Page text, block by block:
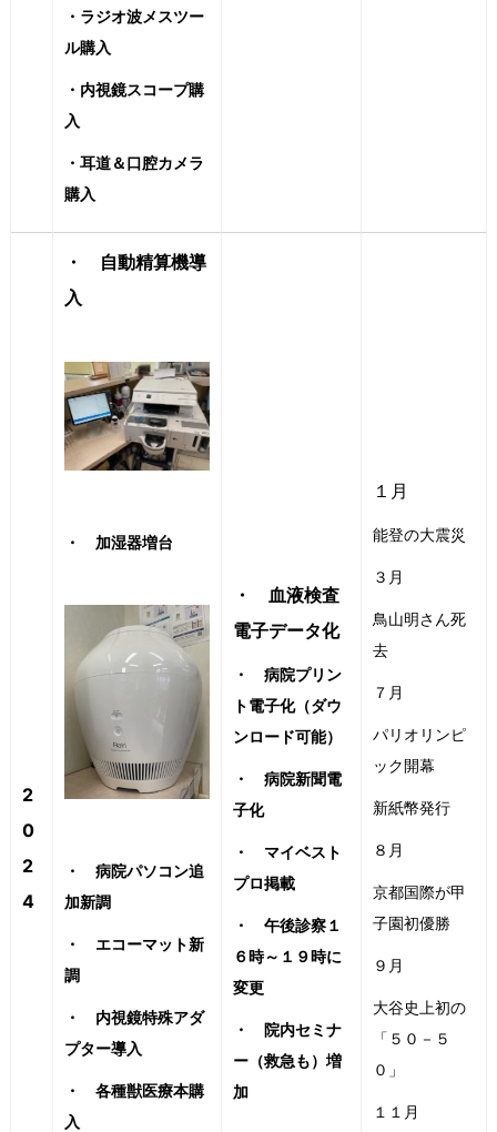
・ラジオ波メスツー
ル購入
・内視鏡スコープ購
入
・耳道＆口腔カメラ
購入
2
0
2
4
・ 自動精算機導
入
・ 加湿器増台
・ 病院パソコン追
加新調
・ エコーマット新
調
・ 内視鏡特殊アダ
プター導入
・ 各種獣医療本購
入
・ 血液検査
電子データ化
・ 病院プリン
ト電子化（ダウ
ンロード可能）
・ 病院新聞電
子化
・ マイベスト
プロ掲載
・ 午後診察１
６時～１９時に
変更
・ 院内セミナ
ー（救急も）増
加
１月
能登の大震災
３月
鳥山明さん死
去
７月
パリオリンピ
ック開幕
新紙幣発行
８月
京都国際が甲
子園初優勝
９月
大谷史上初の
「５０－５
０」
１１月